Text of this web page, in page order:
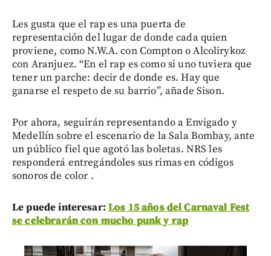
Les gusta que el rap es una puerta de
representación del lugar de donde cada quien
proviene, como N.W.A. con Compton o Alcolirykoz
con Aranjuez. “En el rap es como si uno tuviera que
tener un parche: decir de donde es. Hay que
ganarse el respeto de su barrio”, añade Sison.
Por ahora, seguirán representando a Envigado y
Medellín sobre el escenario de la Sala Bombay, ante
un público fiel que agotó las boletas. NRS les
responderá entregándoles sus rimas en códigos
sonoros de color .
Le puede interesar: Los 15 años del Carnaval Fest
se celebrarán con mucho punk y rap